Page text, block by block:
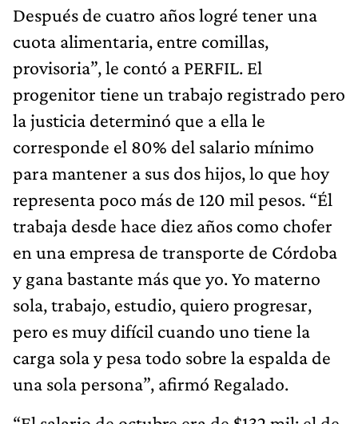
Después de cuatro años logré tener una
cuota alimentaria, entre comillas,
provisoria”, le contó a PERFIL. El
progenitor tiene un trabajo registrado pero
la justicia determinó que a ella le
corresponde el 80% del salario mínimo
para mantener a sus dos hijos, lo que hoy
representa poco más de 120 mil pesos. “Él
trabaja desde hace diez años como chofer
en una empresa de transporte de Córdoba
y gana bastante más que yo. Yo materno
sola, trabajo, estudio, quiero progresar,
pero es muy difícil cuando uno tiene la
carga sola y pesa todo sobre la espalda de
una sola persona”, afirmó Regalado.